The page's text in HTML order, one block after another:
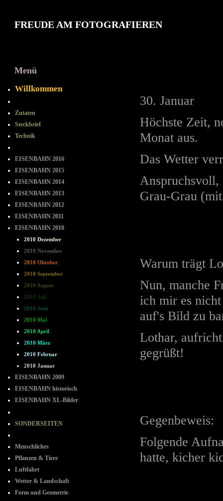
FREUDE AM FOTOGRAFIEREN
Menü
Willkommen
Zutaten
Steckbrief
Technik
EISENBAHN 2016
EISENBAHN 2015
EISENBAHN 2014
EISENBAHN 2013
EISENBAHN 2012
EISENBAHN 2011
EISENBAHN 2010
2010 Dezember
2010 November
2010 Oktober
2010 September
2010 August
2010 Juli
2010 Juni
2010 Mai
2010 April
2010 März
2010 Februar
2010 Januar
EISENBAHN 2009
EISENBAHN historisch
EISENBAHN XL-Bilder
SONDERSEITEN
Menschliches
Pflanzen & Tiere
Luftfahrt
Wetter & Landschaft
Form und Geometrie
30. Januar
Höchste Zeit,
Monat aus.
Das Wetter
Anspruchsvoll,
Grau-Grau
Warum trägt
Nun, manche
ich mir es
auf's Bild zu
Lothar,
gegrüßt!
Gegenbeweis:
Folgende
hatte, kicher